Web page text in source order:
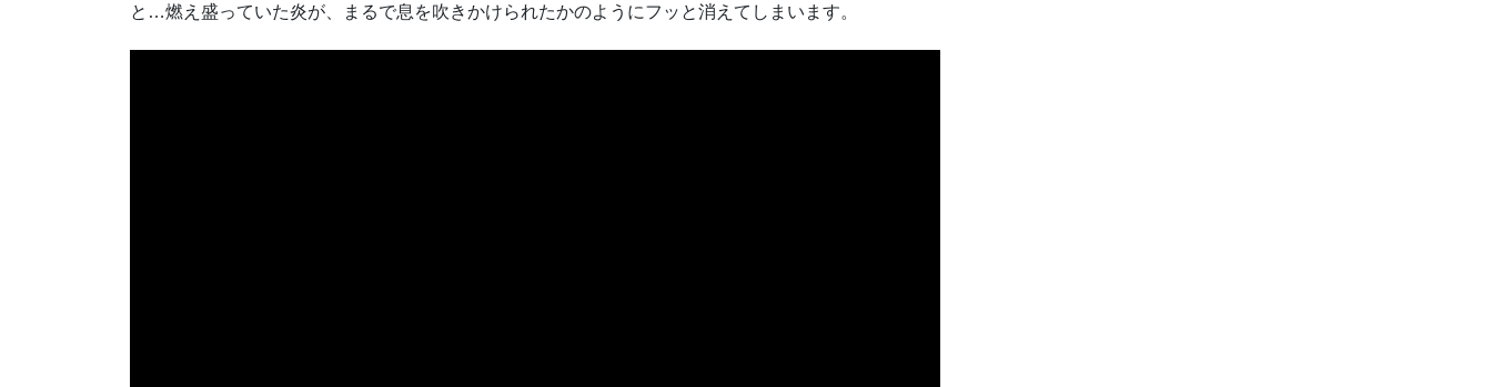
と…燃え盛っていた炎が、まるで息を吹きかけられたかのようにフッと消えてしまいます。